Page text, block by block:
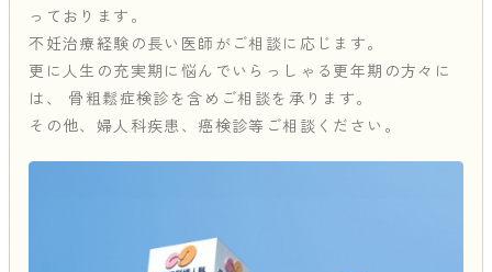
っております。
不妊治療経験の長い医師がご相談に応じます。
更に人生の充実期に悩んでいらっしゃる更年期の方々に
は、
骨粗鬆症検診を含めご相談を承ります。
その他、婦人科疾患、癌検診等ご相談ください。